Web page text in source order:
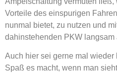
Vorteile des einspurigen
nunmal bietet, zu nutzen und
dahinstehenden PKW
Auch hier sei gerne mal wieder
Spaß es macht, wenn man